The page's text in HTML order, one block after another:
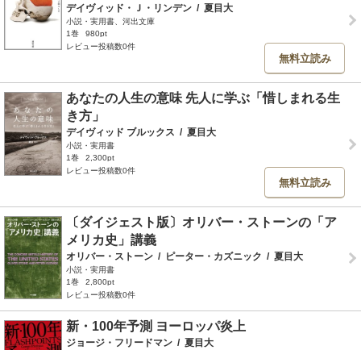
デイヴィッド・Ｊ・リンデン / 夏目大
小説・実用書、河出文庫
1巻
980pt
レビュー投稿数0件
無料立読み
あなたの人生の意味 先人に学ぶ「惜しまれる生
き方」
デイヴィッド ブルックス / 夏目大
小説・実用書
1巻
2,300pt
レビュー投稿数0件
無料立読み
〔ダイジェスト版〕オリバー・ストーンの「ア
メリカ史」講義
オリバー・ストーン / ピーター・カズニック / 夏目大
小説・実用書
1巻
2,800pt
レビュー投稿数0件
新・100年予測 ヨーロッパ炎上
ジョージ・フリードマン / 夏目大